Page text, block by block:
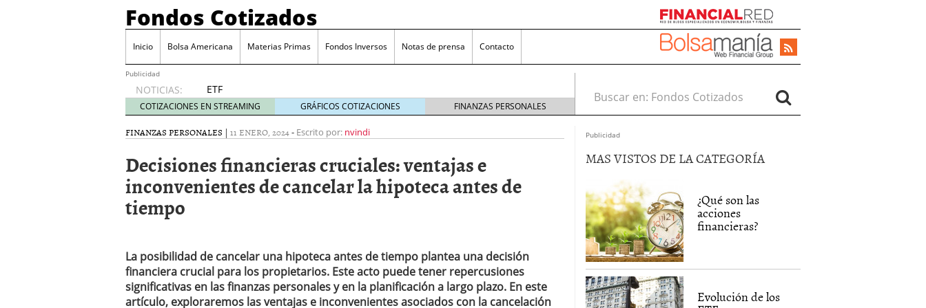
Fondos Cotizados
Inicio Bolsa Americana Materias Primas Fondos Inversos Notas de prensa Contacto
Publicidad
NOTICIAS:
ETF
activos:
el
producto
crece en
Europa y
que
español
febrero
28, 2026
ETF activos: el producto que más crece en Europa y que empieza a llegar al
COTIZACIONES EN STREAMING GRÁFICOS COTIZACIONES FINANZAS PERSONALES
Buscar en:
FINANZAS PERSONALES | 11 ENERO, 2024- Escrito por: nvindi
Decisiones financieras cruciales: ventajas e
inconvenientes de cancelar la hipoteca antes de
tiempo
La posibilidad de cancelar una hipoteca antes de tiempo plantea una decisión
financiera crucial para los propietarios. Este acto puede tener repercusiones
significativas en las finanzas personales y en la planificación a largo plazo. En este
artículo, exploraremos las ventajas e inconvenientes asociados con la cancelación
Publicidad
MAS VISTOS DE LA CATEGORÍA
¿Qué son las
acciones
financieras?
Evolución de los